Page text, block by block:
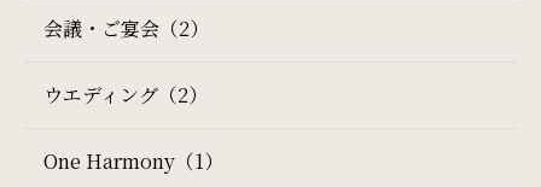
会議・ご宴会（2）
ウエディング（2）
One Harmony（1）